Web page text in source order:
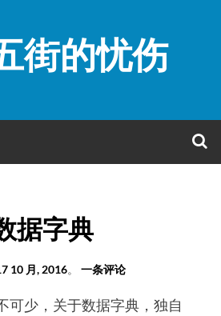
街的忧伤
据字典
10 月, 2016。 一条评论
可少，关于数据字典，独自